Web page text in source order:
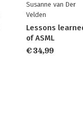
Susanne van Der
Velden
Lessons
of ASML
€ 34,99